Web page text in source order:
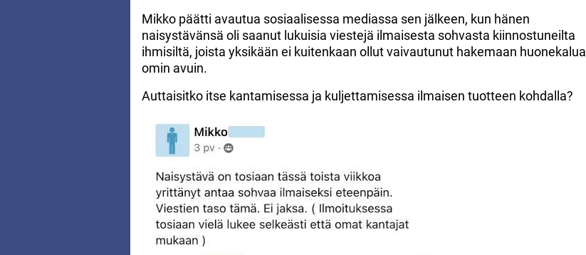
Mikko päätti avautua sosiaalisessa mediassa sen jälkeen, kun hänen
naisystävänsä oli saanut lukuisia viestejä ilmaisesta sohvasta kiinnostuneilta
ihmisiltä, joista yksikään ei kuitenkaan ollut vaivautunut hakemaan huonekalua
omin avuin.
Auttaisitko itse kantamisessa ja kuljettamisessa ilmaisen tuotteen kohdalla?